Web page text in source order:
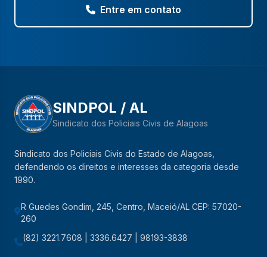
Entre em contato
SINDPOL / AL
Sindicato dos Policiais Civis de Alagoas
Sindicato dos Policiais Civis do Estado de Alagoas,
defendendo os direitos e interesses da categoria desde
1990.
R Guedes Gondim, 245, Centro, Maceió/AL CEP: 57020-
260
(82) 3221.7608 | 3336.6427 | 98193-3838